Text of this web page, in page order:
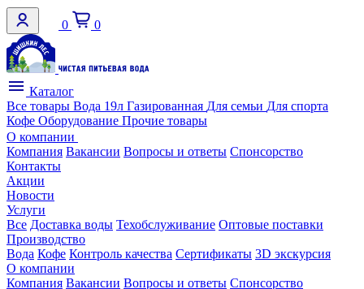
0 0
Каталог
Все товары Вода 19л Газированная Для семьи Для спорта
Кофе Оборудование Прочие товары
О компании
Компания Вакансии Вопросы и ответы Спонсорство
Контакты
Акции
Новости
Услуги
Все Доставка воды Техобслуживание Оптовые поставки
Производство
Вода Кофе Контроль качества Сертификаты 3D экскурсия
О компании
Компания Вакансии Вопросы и ответы Спонсорство